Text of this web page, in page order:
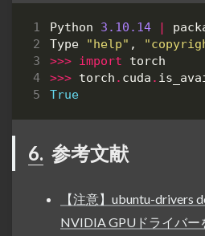
Python 3.10.14 |
Type
"help" ,
>>> import
torch
>>> torch . cuda .
True
6. 参考文献
【注意】ubuntu-drivers
NVIDIA GPUドライバー